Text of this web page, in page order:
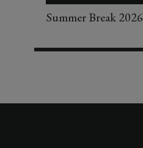
Summer Break 2026